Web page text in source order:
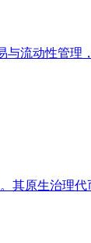
流动性管理
其原生治理